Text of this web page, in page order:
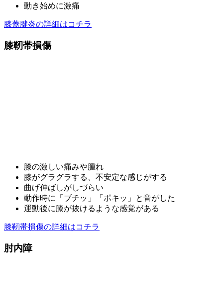
動き始めに激痛
膝蓋腱炎の詳細はコチラ
膝靭帯損傷
膝の激しい痛みや腫れ
膝がグラグラする、不安定な感じがする
曲げ伸ばしがしづらい
動作時に「ブチッ」「ポキッ」と音がした
運動後に膝が抜けるような感覚がある
膝靭帯損傷の詳細はコチラ
肘内障